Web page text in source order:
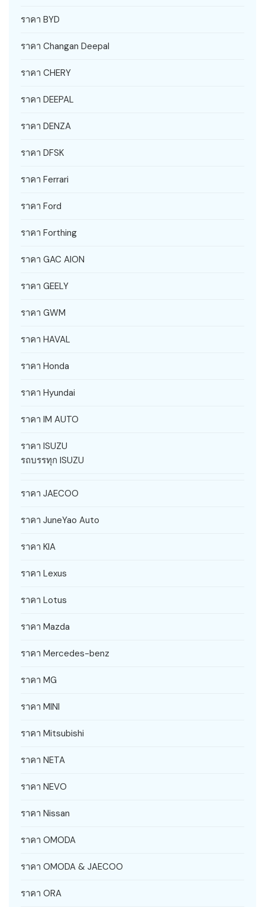
ราคา BYD
ราคา Changan Deepal
ราคา CHERY
ราคา DEEPAL
ราคา DENZA
ราคา DFSK
ราคา Ferrari
ราคา Ford
ราคา Forthing
ราคา GAC AION
ราคา GEELY
ราคา GWM
ราคา HAVAL
ราคา Honda
ราคา Hyundai
ราคา IM AUTO
ราคา ISUZU
รถบรรทุก ISUZU
ราคา JAECOO
ราคา JuneYao Auto
ราคา KIA
ราคา Lexus
ราคา Lotus
ราคา Mazda
ราคา Mercedes-benz
ราคา MG
ราคา MINI
ราคา Mitsubishi
ราคา NETA
ราคา NEVO
ราคา Nissan
ราคา OMODA
ราคา OMODA & JAECOO
ราคา ORA